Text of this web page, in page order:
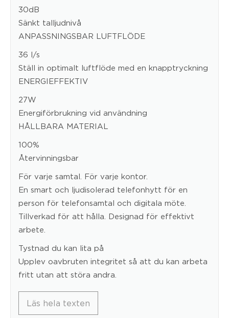
30dB
Sänkt talljudnivå
ANPASSNINGSBAR LUFTFLÖDE
36 l/s
Ställ in optimalt luftflöde med en knapptryckning
ENERGIEFFEKTIV
27W
Energiförbrukning vid användning
HÅLLBARA MATERIAL
100%
Återvinningsbar
För varje samtal. För varje kontor.
En smart och ljudisolerad telefonhytt för en
person för telefonsamtal och digitala möte.
Tillverkad för att hålla. Designad för effektivt
arbete.
Tystnad du kan lita på
Upplev oavbruten integritet så att du kan arbeta
fritt utan att störa andra.
Läs hela texten